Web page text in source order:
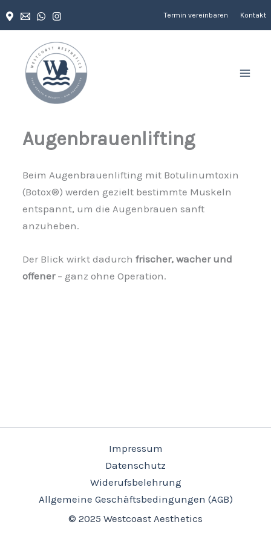
Inhalt
Termin vereinbaren Kontakt
Augenbrauenlifting
Beim Augenbrauenlifting mit Botulinumtoxin
(Botox®) werden gezielt bestimmte Muskeln
entspannt, um die Augenbrauen sanft
anzuheben.
Der Blick wirkt dadurch frischer, wacher und
offener – ganz ohne Operation.
Impressum
Datenschutz
Widerufsbelehrung
Allgemeine Geschäftsbedingungen (AGB)
© 2025 Westcoast Aesthetics